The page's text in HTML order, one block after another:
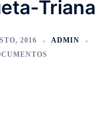
Triana
2016
ADMIN